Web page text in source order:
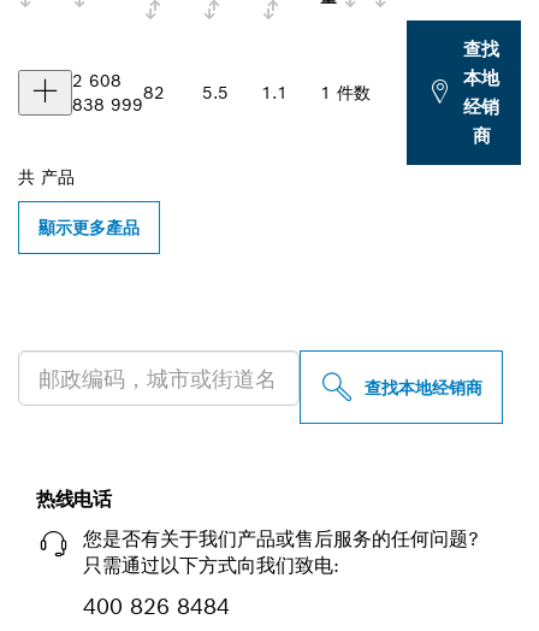
2 608
838 999
82 5.5 1.1 1 件数
查找
本地
经销
商
共 产品
顯示更多產品
查找本地经销商
热线电话
您是否有关于我们产品或售后服务的任何问题?
只需通过以下方式向我们致电:
400 826 8484